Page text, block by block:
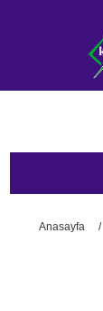
Anasayfa /